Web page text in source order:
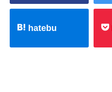
hatebu